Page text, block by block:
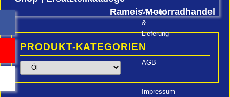
Versand
&
Lieferung
AGB
Impressum
Rameis Motorradhandel
PRODUKT-KATEGORIEN